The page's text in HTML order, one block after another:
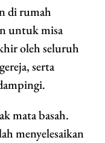
di rumah
untuk misa
oleh seluruh
serta
mata basah.
menyelesaikan